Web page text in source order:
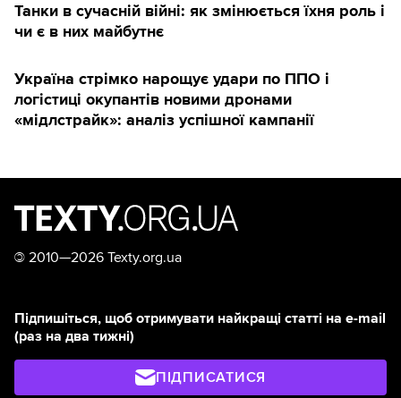
Танки в сучасній війні: як змінюється їхня роль і
чи є в них майбутнє
Україна стрімко нарощує удари по ППО і
логістиці окупантів новими дронами
«мідлстрайк»: аналіз успішної кампанії
© 2010—2026 Texty.org.ua
Підпишіться, щоб отримувати найкращі статті на e-mail
(раз на два тижні)
ПІДПИСАТИСЯ